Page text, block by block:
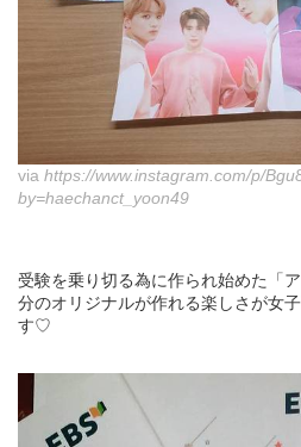
via https://www.instagram.com/p/
by=haechanct_yoon49
受験を乗り切る為に作られ始めた「
分のオリジナルが作れる楽しさが女
す♡